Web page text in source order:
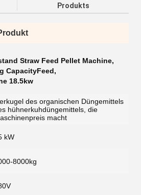
Produkts
Straw Feed Pellet Machine,
CapacityFeed,
18.5kw
des organischen Düngemittels
hühnerkuhdüngemittels, die
macht
kW
8000kg